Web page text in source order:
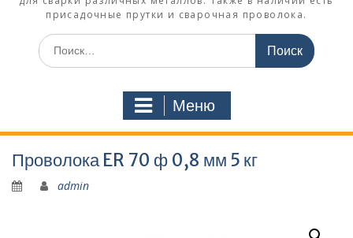
присадочные прутки и сварочная проволока.
Искать:
Меню
Проволока ER 70 ф 0,8 мм 5 кг
admin